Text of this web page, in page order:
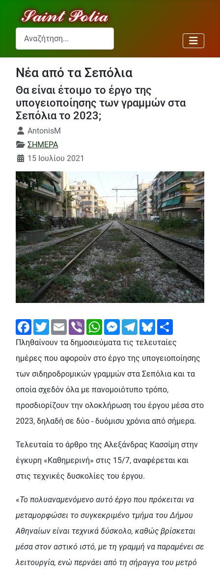
Αναζήτηση...
Νέα από τα Σεπόλια
Θα είναι έτοιμο το έργο της
υπογειοποίησης των γραμμών στα
Σεπόλια το 2023;
Λεπτομέρειες
AntonisM
ΣΗΜΕΡΑ
15 Ιουλίου 2021
FacebookTwitterEmail Viber WhatsAppMessengerTelegramBluesky
Πληθαίνουν τα δημοσιεύματα τις τελευταίες
ημέρες που αφορούν στο έργο της υπογειοποίησης
των σιδηροδρομικών γραμμών στα Σεπόλια και τα
οποία σχεδόν όλα με πανομοιότυπο τρόπο,
προσδιορίζουν την ολοκλήρωση του έργου μέσα στο
2023, δηλαδή σε δύο - δυόμισυ χρόνια από σήμερα.
Τελευταία το άρθρο της Αλεξάνδρας Κασσίμη στην
έγκυρη «Καθημερινή» στις 15/7, αναφέρεται και
στις τεχνικές δυσκολίες του έργου.
«To πολυαναμενόμενο αυτό έργο που πρόκειται να
μεταμορφώσει το συγκεκριμένο τμήμα του Δήμου
Αθηναίων είναι τεχνικά δύσκολο, καθώς βρίσκεται
μέσα στον αστικό ιστό, με τη γραμμή να παραμένει σε
λειτουργία, ενώ περνάει από τη σήραγγα του μετρό